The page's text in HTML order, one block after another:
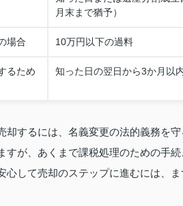
月末まで猶予）
場合 10万円以下の過料
るため
知った日の翌日から3か月以
却するには、名義変更の法的義務を
が、あくまで課税処理のための手
心して売却のステップに進むには、